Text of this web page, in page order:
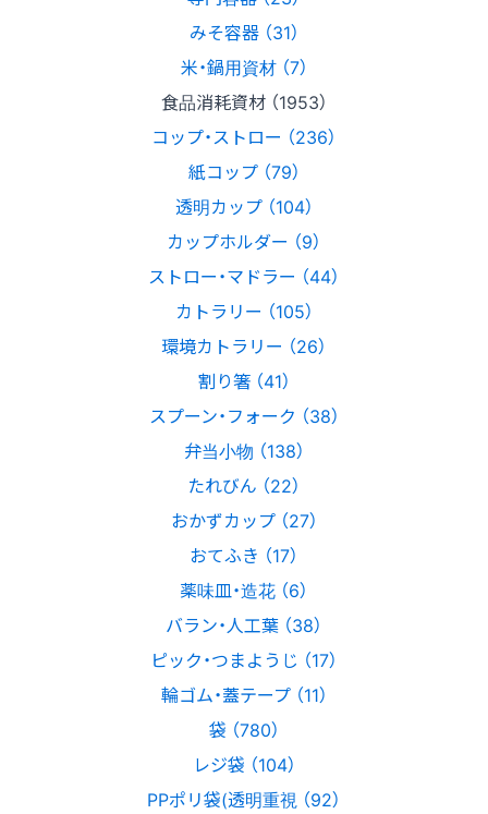
みそ容器 （31）
米・鍋用資材 （7）
食品消耗資材 （1953）
コップ・ストロー （236）
紙コップ （79）
透明カップ （104）
カップホルダー （9）
ストロー・マドラー （44）
カトラリー （105）
環境カトラリー （26）
割り箸 （41）
スプーン・フォーク （38）
弁当小物 （138）
たれびん （22）
おかずカップ （27）
おてふき （17）
薬味皿・造花 （6）
バラン・人工葉 （38）
ピック・つまようじ （17）
輪ゴム・蓋テープ （11）
袋 （780）
レジ袋 （104）
PPポリ袋(透明重視 （92）